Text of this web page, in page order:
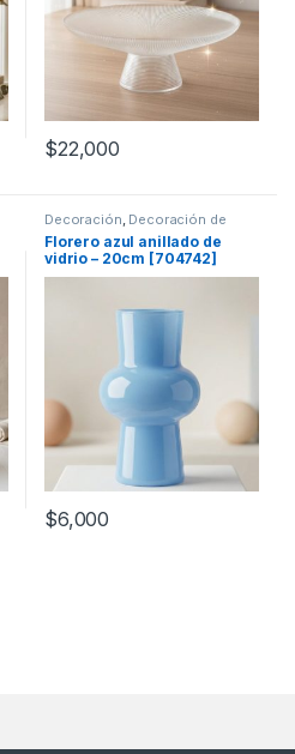
$22,000
Decoración Decoración de
Florero azul anillado de
vidrio – 20cm [704742]
$6,000